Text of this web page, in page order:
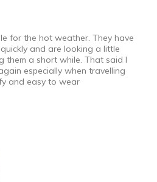
Into Shoes
for the hot weather. They have
and are looking a little
them a short while. That said I
especially when travelling
and easy to wear